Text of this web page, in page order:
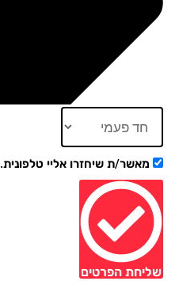
מאשר/ת שיחזרו אליי טלפונית.
הפרטים